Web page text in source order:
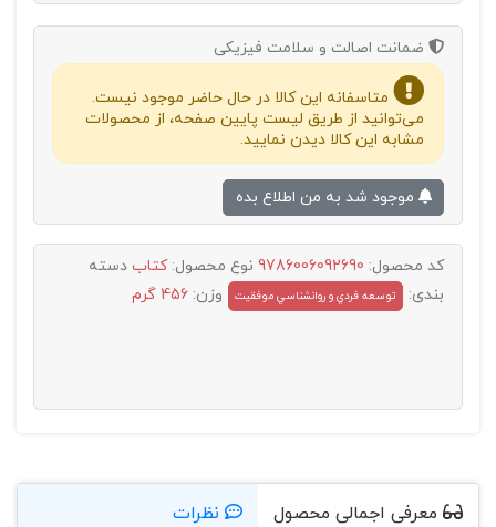
ضمانت اصالت و سلامت فیزیکی
متاسفانه این کالا در حال حاضر موجود نیست.
می‌توانید از طریق لیست پایین صفحه، از محصولات
مشابه این کالا دیدن نمایید.
کد محصول: 9786006092690 نوع محصول:کتاب دسته
بندی:
توسعه فردي و روانشناسي موفقيت وزن: 456 گرم
معرفی اجمالی محصول نظرات